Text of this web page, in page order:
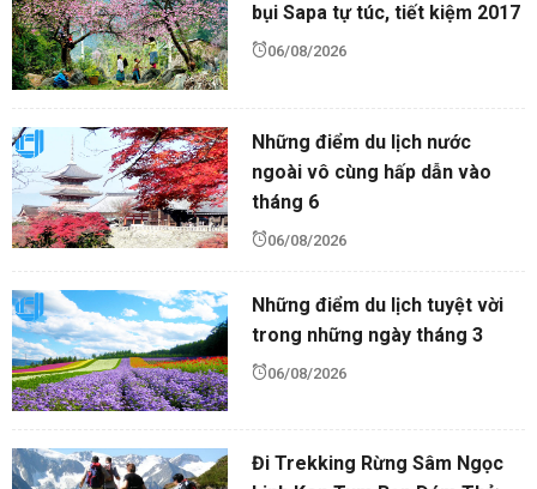
bụi Sapa tự túc, tiết kiệm 2017
06/08/2026
Những điểm du lịch nước
ngoài vô cùng hấp dẫn vào
tháng 6
06/08/2026
Những điểm du lịch tuyệt vời
trong những ngày tháng 3
06/08/2026
Đi Trekking Rừng Sâm Ngọc